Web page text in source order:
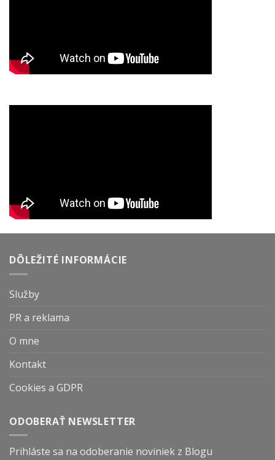
DÔLEŽITÉ INFORMÁCIE
Služby
PR a reklama
O mne
Kontakt
Cookies a GDPR
ODOBERAŤ NEWSLETTER
Prihláste sa na odoberanie noviniek z Blogu